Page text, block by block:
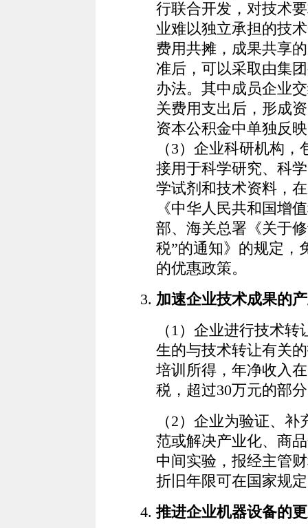
行联合开发，对技术
业难以独立承担的技
费用共摊，成果共享
准后，可以采取由集
办法。其中成员企业
关费用支出后，形成
资本公积金中单独反
（3）企业科研机构
接用于科学研究、科
学试剂和技术资料，
《中华人民共和国增
部、海关总署《关于
税”的通知》的规定，
的优惠政策。
加速企业技术成果的
（1）企业进行技术
生的与技术转让有关
培训所得，年净收入
税，超过30万元的部
（2）企业为验证、
范或解决产业化、商
中间实验，报经主管
折旧年限可在国家规
推进企业机器设备的